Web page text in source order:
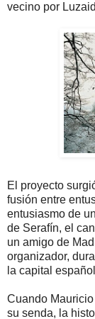
vecino por
El proyecto
fusión entre
entusiasmo de
de Serafín, el
un amigo de
organizador,
la capital
Cuando
su senda, la